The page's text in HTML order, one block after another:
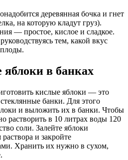
деревянная бочка и гнет
на которую кладут груз).
— простое, кислое и сладкое.
тем, какой вкус
в банках
кислые яблоки — это
банки. Для этого
и выложить их в банки. Чтобы
растворить в 10 литрах воды 120
соли. Залейте яблоки
и закройте
Хранить их нужно в сухом,